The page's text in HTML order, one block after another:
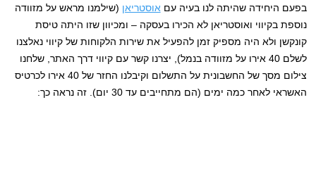
בפעם היחידה שהיתה לנו בעיה עם אוסטריאן (שילמנו מראש על מזוודה
נוספת בקיווי ואוסטריאן לא הכירו בעסקה – ומכיוון שזו היתה טיסת
קונקשן ולא היה מספיק זמן להפעיל את שירות הלקוחות של קיווי נאלצנו
לשלם 40 אירו על מזוודה בנמל), יצרנו קשר עם קיווי דרך האתר, שלחנו
צילום מסך של החשבונית על התשלום וקיבלנו החזר של 40 אירו לכרטיס
האשראי לאחר כמה ימים (הם מתחייבים עד 30 יום). זה נראה כך: